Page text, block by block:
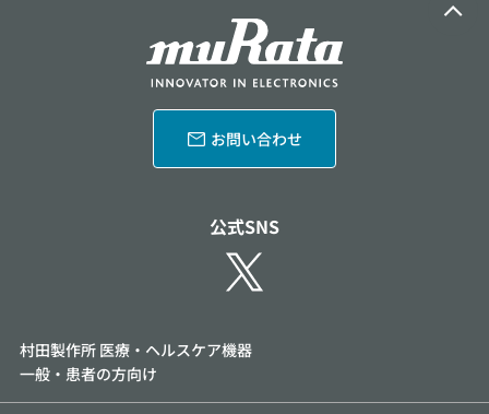
お問い合わせ
公式SNS
村田製作所 医療・ヘルスケア機器
一般・患者の方向け